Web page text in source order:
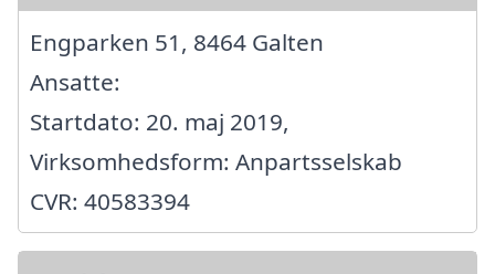
Engparken 51, 8464 Galten
Ansatte:
Startdato: 20. maj 2019,
Virksomhedsform: Anpartsselskab
CVR: 40583394